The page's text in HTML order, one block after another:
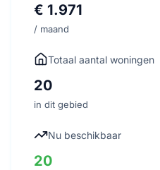
€ 1.971
/ maand
Totaal aantal woningen
20
in dit gebied
Nu beschikbaar
20